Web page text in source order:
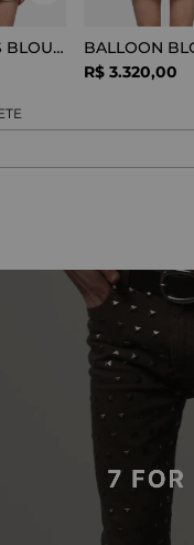
SLEEVELESS BLOUSE VISCOSE SNAKE
R$ 3.320,00